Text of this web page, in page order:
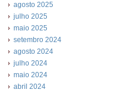
agosto 2025
julho 2025
maio 2025
setembro 2024
agosto 2024
julho 2024
maio 2024
abril 2024